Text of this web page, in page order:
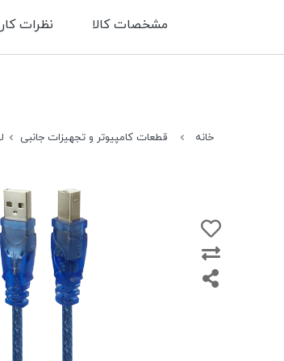
مشخصات کالا نظرات
خانه قطعات کامپیوتر و تجهیزات جانبی